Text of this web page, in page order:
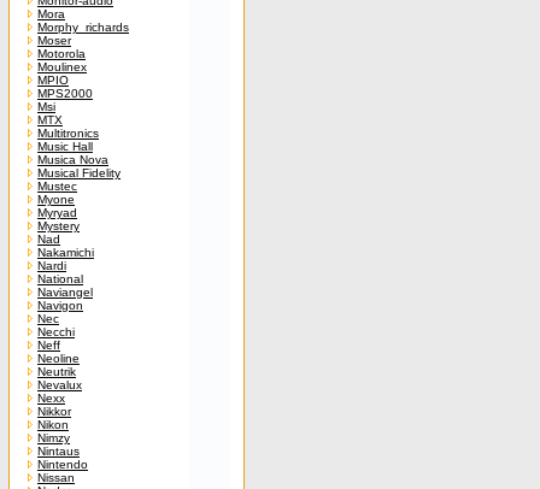
Mora
Morphy_richards
Moser
Motorola
Moulinex
MPIO
MPS2000
Msi
MTX
Multitronics
Music Hall
Musica Nova
Musical Fidelity
Mustec
Myone
Myryad
Mystery
Nad
Nakamichi
Nardi
National
Naviangel
Navigon
Nec
Necchi
Neff
Neoline
Neutrik
Nevalux
Nexx
Nikkor
Nikon
Nimzy
Nintaus
Nintendo
Nissan